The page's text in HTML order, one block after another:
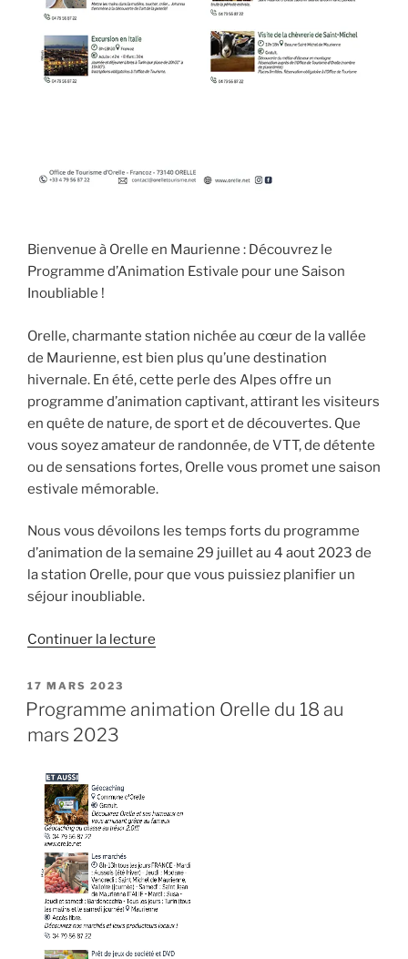
Bienvenue à Orelle en Maurienne : Découvrez le
Programme d’Animation Estivale pour une Saison
Inoubliable !
Orelle, charmante station nichée au cœur de la vallée
de Maurienne, est bien plus qu’une destination
hivernale. En été, cette perle des Alpes offre un
programme d’animation captivant, attirant les visiteurs
en quête de nature, de sport et de découvertes. Que
vous soyez amateur de randonnée, de VTT, de détente
ou de sensations fortes, Orelle vous promet une saison
estivale mémorable.
Nous vous dévoilons les temps forts du programme
d’animation de la semaine 29 juillet au 4 aout 2023 de
la station Orelle, pour que vous puissiez planifier un
séjour inoubliable.
Continuer la lecture
orelle
4
PUBLIÉ
LE
17 MARS 2023
Programme animation Orelle du 18 au
mars 2023